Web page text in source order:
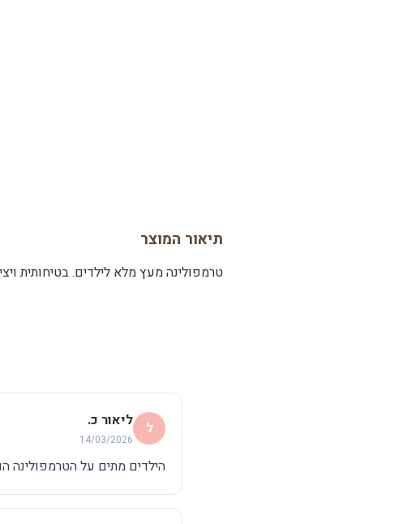
תיאור המוצר
טרמפולינה מעץ מלא לילדים. בטיחותית
ל ליאור כ.
14/03/2026
הילדים מתים על הטרמפולינה